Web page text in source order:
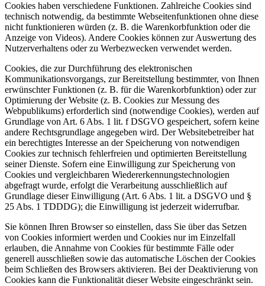
Cookies haben verschiedene Funktionen. Zahlreiche Cookies sind
technisch notwendig, da bestimmte Webseitenfunktionen ohne diese
nicht funktionieren würden (z. B. die Warenkorbfunktion oder die
Anzeige von Videos). Andere Cookies können zur Auswertung des
Nutzerverhaltens oder zu Werbezwecken verwendet werden.
Cookies, die zur Durchführung des elektronischen
Kommunikationsvorgangs, zur Bereitstellung bestimmter, von Ihnen
erwünschter Funktionen (z. B. für die Warenkorbfunktion) oder zur
Optimierung der Website (z. B. Cookies zur Messung des
Webpublikums) erforderlich sind (notwendige Cookies), werden auf
Grundlage von Art. 6 Abs. 1 lit. f DSGVO gespeichert, sofern keine
andere Rechtsgrundlage angegeben wird. Der Websitebetreiber hat
ein berechtigtes Interesse an der Speicherung von notwendigen
Cookies zur technisch fehlerfreien und optimierten Bereitstellung
seiner Dienste. Sofern eine Einwilligung zur Speicherung von
Cookies und vergleichbaren Wiedererkennungstechnologien
abgefragt wurde, erfolgt die Verarbeitung ausschließlich auf
Grundlage dieser Einwilligung (Art. 6 Abs. 1 lit. a DSGVO und §
25 Abs. 1 TDDDG); die Einwilligung ist jederzeit widerrufbar.
Sie können Ihren Browser so einstellen, dass Sie über das Setzen
von Cookies informiert werden und Cookies nur im Einzelfall
erlauben, die Annahme von Cookies für bestimmte Fälle oder
generell ausschließen sowie das automatische Löschen der Cookies
beim Schließen des Browsers aktivieren. Bei der Deaktivierung von
Cookies kann die Funktionalität dieser Website eingeschränkt sein.